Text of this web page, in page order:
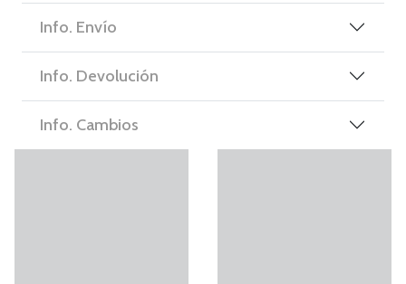
Info. Envío
Info. Devolución
Info. Cambios